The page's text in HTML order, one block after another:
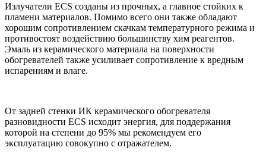
Излучатели ECS созданы из прочных, а главное стойких к
пламени материалов. Помимо всего они также обладают
хорошим сопротивлением скачкам температурного режима и
противостоят воздействию большинству хим реагентов.
Эмаль из керамического материала на поверхности
обогревателей также усиливает сопротивление к вредным
испарениям и влаге.
От задней стенки ИК керамического обогревателя
разновидности ECS исходит энергия, для поддержания
которой на степени до 95% мы рекомендуем его
эксплуатацию совокупно с отражателем.